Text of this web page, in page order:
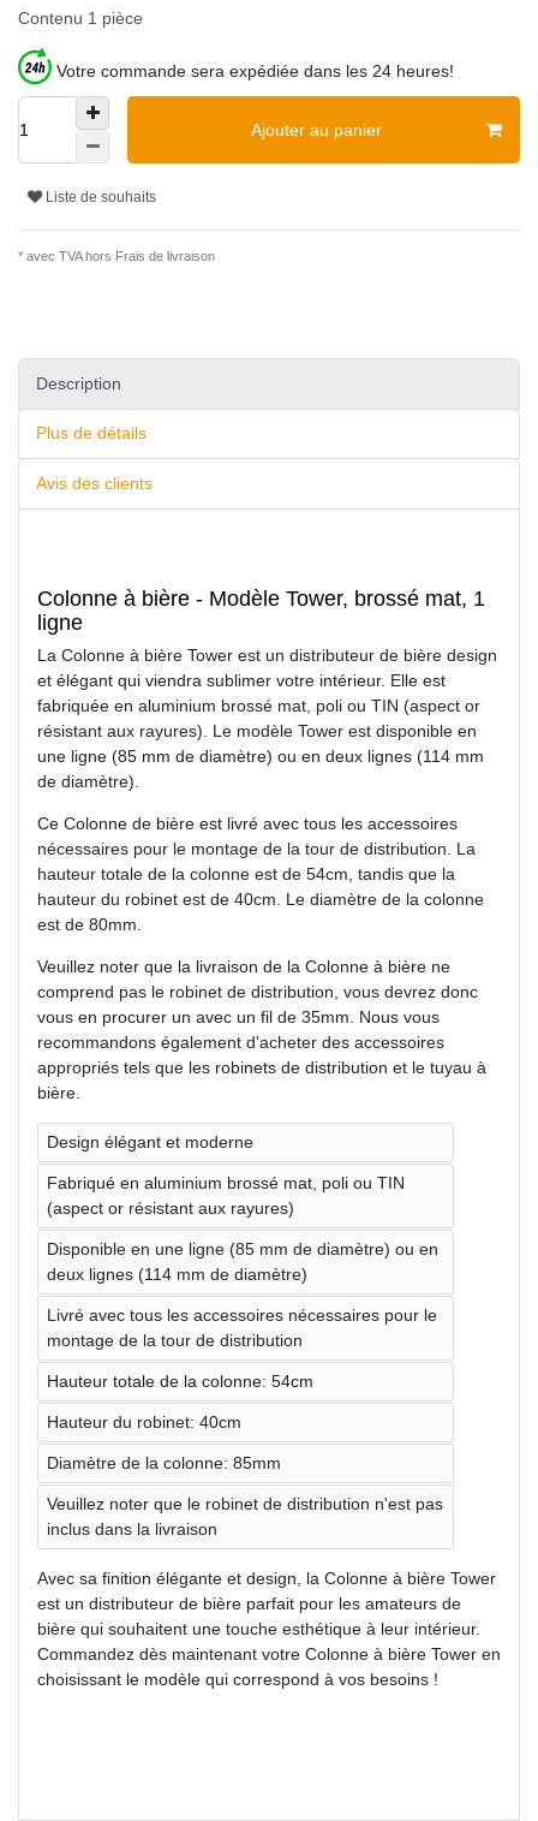
Contenu 1 pièce
Votre commande sera expédiée dans les 24 heures!
Ajouter au panier
Liste de souhaits
* avec TVA hors Frais de livraison
Description
Plus de détails
Avis des clients
Colonne à bière - Modèle Tower, brossé mat, 1
ligne
La Colonne à bière Tower est un distributeur de bière design
et élégant qui viendra sublimer votre intérieur. Elle est
fabriquée en aluminium brossé mat, poli ou TIN (aspect or
résistant aux rayures). Le modèle Tower est disponible en
une ligne (85 mm de diamètre) ou en deux lignes (114 mm
de diamètre).
Ce Colonne de bière est livré avec tous les accessoires
nécessaires pour le montage de la tour de distribution. La
hauteur totale de la colonne est de 54cm, tandis que la
hauteur du robinet est de 40cm. Le diamètre de la colonne
est de 80mm.
Veuillez noter que la livraison de la Colonne à bière ne
comprend pas le robinet de distribution, vous devrez donc
vous en procurer un avec un fil de 35mm. Nous vous
recommandons également d'acheter des accessoires
appropriés tels que les robinets de distribution et le tuyau à
bière.
Design élégant et moderne
Fabriqué en aluminium brossé mat, poli ou TIN
(aspect or résistant aux rayures)
Disponible en une ligne (85 mm de diamètre) ou en
deux lignes (114 mm de diamètre)
Livré avec tous les accessoires nécessaires pour le
montage de la tour de distribution
Hauteur totale de la colonne: 54cm
Hauteur du robinet: 40cm
Diamètre de la colonne: 85mm
Veuillez noter que le robinet de distribution n'est pas
inclus dans la livraison
Avec sa finition élégante et design, la Colonne à bière Tower
est un distributeur de bière parfait pour les amateurs de
bière qui souhaitent une touche esthétique à leur intérieur.
Commandez dès maintenant votre Colonne à bière Tower en
choisissant le modèle qui correspond à vos besoins !